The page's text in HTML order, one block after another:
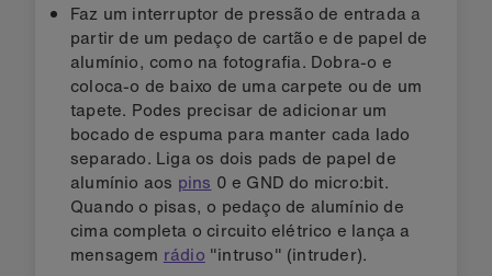
Faz um interruptor de pressão de entrada a
partir de um pedaço de cartão e de papel de
alumínio, como na fotografia. Dobra-o e
coloca-o de baixo de uma carpete ou de um
tapete. Podes precisar de adicionar um
bocado de espuma para manter cada lado
separado. Liga os dois pads de papel de
alumínio aos pins 0 e GND do micro:bit.
Quando o pisas, o pedaço de alumínio de
cima completa o circuito elétrico e lança a
mensagem rádio "intruso" (intruder).